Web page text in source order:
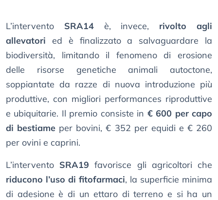
L’intervento SRA14è, invece, rivolto agli
allevatori ed è finalizzato a salvaguardare la
biodiversità, limitando il fenomeno di erosione
delle risorse genetiche animali autoctone,
soppiantate da razze di nuova introduzione più
produttive, con migliori performances riproduttive
e ubiquitarie. Il premio consiste in € 600 per capo
di bestiame per bovini, € 352 per equidi e € 260
per ovini e caprini.
L’intervento SRA19 favorisce gli agricoltori che
riducono l’uso di fitofarmaci, la superficie minima
di adesione è di un ettaro di terreno e si ha un